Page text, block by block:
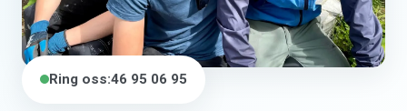
Ring oss:46 95 06 95